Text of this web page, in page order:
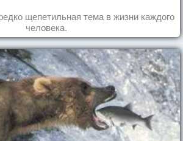
щепетильная тема в жизни каждого
человека.